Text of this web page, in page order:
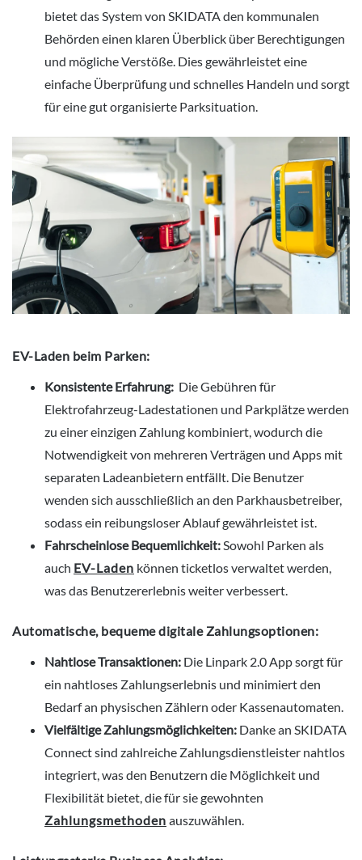
bietet das System von SKIDATA den kommunalen
Behörden einen klaren Überblick über Berechtigungen
und mögliche Verstöße. Dies gewährleistet eine
einfache Überprüfung und schnelles Handeln und sorgt
für eine gut organisierte Parksituation.
EV-Laden beim Parken:
Konsistente Erfahrung: Die Gebühren für
Elektrofahrzeug-Ladestationen und Parkplätze werden
zu einer einzigen Zahlung kombiniert, wodurch die
Notwendigkeit von mehreren Verträgen und Apps mit
separaten Ladeanbietern entfällt. Die Benutzer
wenden sich ausschließlich an den Parkhausbetreiber,
sodass ein reibungsloser Ablauf gewährleistet ist.
Fahrscheinlose Bequemlichkeit: Sowohl Parken als
auch EV-Laden können ticketlos verwaltet werden,
was das Benutzererlebnis weiter verbessert.
Automatische, bequeme digitale Zahlungsoptionen:
Nahtlose Transaktionen: Die Linpark 2.0 App sorgt für
ein nahtloses Zahlungserlebnis und minimiert den
Bedarf an physischen Zählern oder Kassenautomaten.
Vielfältige Zahlungsmöglichkeiten: Danke an SKIDATA
Connect sind zahlreiche Zahlungsdienstleister nahtlos
integriert, was den Benutzern die Möglichkeit und
Flexibilität bietet, die für sie gewohnten
Zahlungsmethoden auszuwählen.